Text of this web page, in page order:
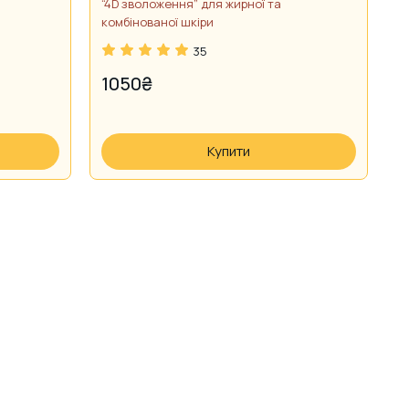
“4D зволоження” для жирної та
комбінованої шкіри
35
1050₴
Купити